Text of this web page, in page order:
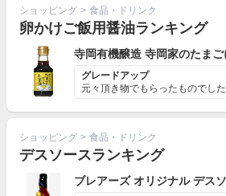
ショッピング > 食品・ドリンク
卵かけご飯用醤油ランキング
寺岡有機醸造 寺岡家のたま
グレードアップ
ショッピング > 食品・ドリンク
デスソースランキング
ブレアーズ オリジナル デス